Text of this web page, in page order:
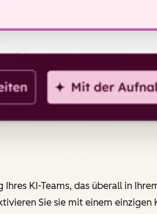
KI-Teams, das überall in
Sie sie mit einem einzigen